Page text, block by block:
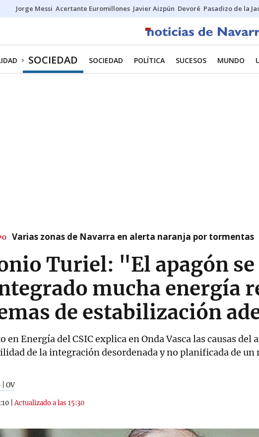
Jorge Messi Acertante Euromillones Javier Aizpún Devoré Pasadizo de la
SOCIEDAD SOCIEDAD POLÍTICA SUCESOS MUNDO
Varias zonas de Navarra en alerta naranja por tormentas
Turiel: "El apagón se
mucha energía
de estabilización
en Energía del CSIC explica en Onda Vasca las causas
de la integración desordenada y no planificada de
OV
|Actualizado a las 15:30